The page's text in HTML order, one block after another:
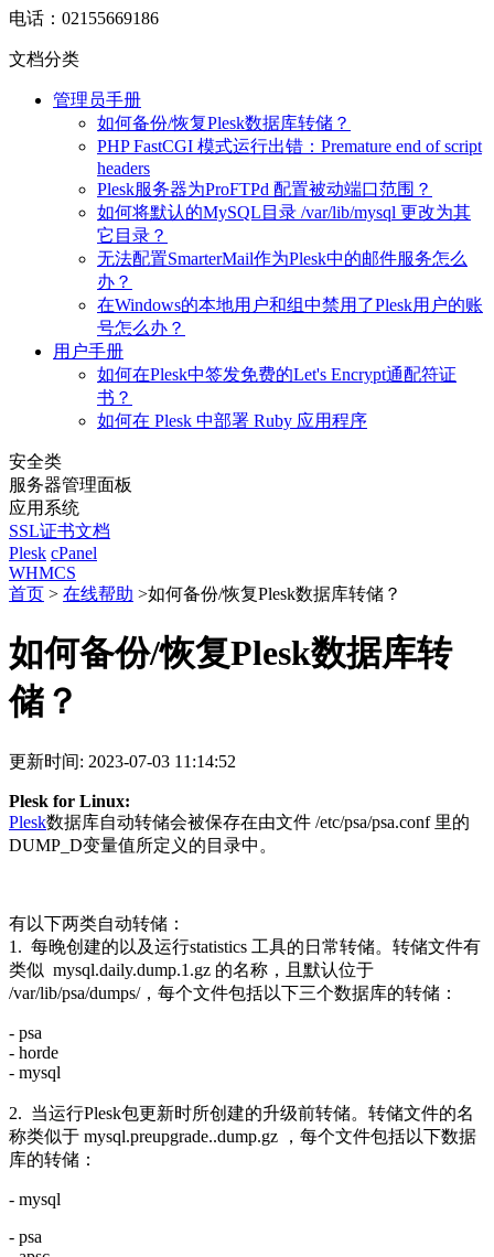
电话：02155669186
文档分类
管理员手册
如何备份/恢复Plesk数据库转储？
PHP FastCGI 模式运行出错：Premature end of script
headers
Plesk服务器为ProFTPd 配置被动端口范围？
如何将默认的MySQL目录 /var/lib/mysql 更改为其
它目录？
无法配置SmarterMail作为Plesk中的邮件服务怎么
办？
在Windows的本地用户和组中禁用了Plesk用户的账
号怎么办？
用户手册
如何在Plesk中签发免费的Let's Encrypt通配符证
书？
如何在 Plesk 中部署 Ruby 应用程序
安全类
服务器管理面板
应用系统
SSL证书文档
Plesk cPanel
WHMCS
首页 > 在线帮助 >如何备份/恢复Plesk数据库转储？
如何备份/恢复Plesk数据库转
储？
更新时间: 2023-07-03 11:14:52
Plesk for Linux:
Plesk数据库自动转储会被保存在由文件 /etc/psa/psa.conf 里的
DUMP_D变量值所定义的目录中。
有以下两类自动转储：
1. 每晚创建的以及运行statistics 工具的日常转储。转储文件有
类似 mysql.daily.dump.1.gz 的名称，且默认位于
/var/lib/psa/dumps/，每个文件包括以下三个数据库的转储：
- psa
- horde
- mysql
2. 当运行Plesk包更新时所创建的升级前转储。转储文件的名
称类似于 mysql.preupgrade..dump.gz ，每个文件包括以下数据
库的转储：
- mysql
- psa